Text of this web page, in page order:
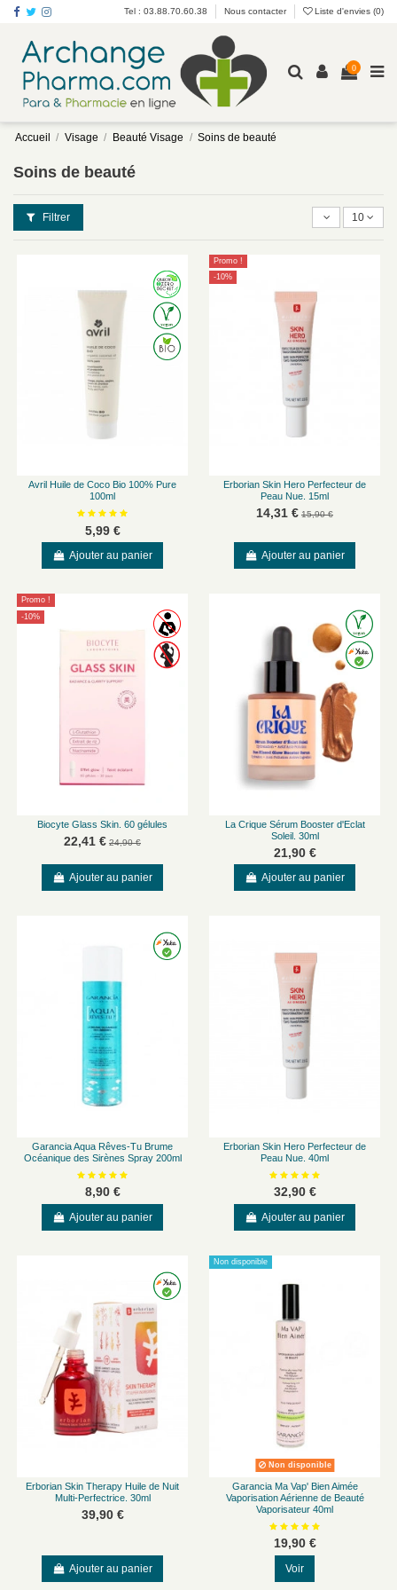
Tel : 03.88.70.60.38 Nous contacter Liste d'envies (0)
0
Accueil Visage Beauté Visage Soins de beauté
Soins de beauté
Filtrer 10
Avril Huile de Coco Bio 100% Pure
100ml
5,99 €
Ajouter au panier
Promo !
-10%
Erborian Skin Hero Perfecteur de
Peau Nue. 15ml
14,31 € 15,90 €
Ajouter au panier
Promo !
-10%
Biocyte Glass Skin. 60 gélules
22,41 € 24,90 €
Ajouter au panier
La Crique Sérum Booster d'Eclat
Soleil. 30ml
21,90 €
Ajouter au panier
Garancia Aqua Rêves-Tu Brume
Océanique des Sirènes Spray 200ml
8,90 €
Ajouter au panier
Erborian Skin Hero Perfecteur de
Peau Nue. 40ml
32,90 €
Ajouter au panier
Erborian Skin Therapy Huile de Nuit
Multi-Perfectrice. 30ml
39,90 €
Ajouter au panier
Non disponible
Non disponible
Garancia Ma Vap' Bien Aimée
Vaporisation Aérienne de Beauté
Vaporisateur 40ml
19,90 €
Voir